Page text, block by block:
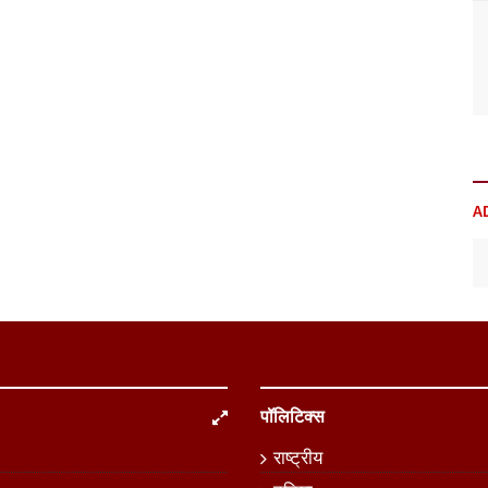
पॉलिटिक्स
राष्ट्रीय